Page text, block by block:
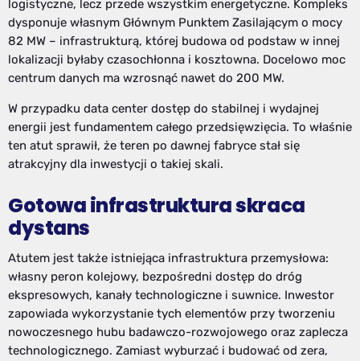
logistyczne, lecz przede wszystkim energetyczne. Kompleks
dysponuje własnym Głównym Punktem Zasilającym o mocy
82 MW – infrastrukturą, której budowa od podstaw w innej
lokalizacji byłaby czasochłonna i kosztowna. Docelowo moc
centrum danych ma wzrosnąć nawet do 200 MW.
W przypadku data center dostęp do stabilnej i wydajnej
energii jest fundamentem całego przedsięwzięcia. To właśnie
ten atut sprawił, że teren po dawnej fabryce stał się
atrakcyjny dla inwestycji o takiej skali.
Gotowa infrastruktura skraca
dystans
Atutem jest także istniejąca infrastruktura przemysłowa:
własny peron kolejowy, bezpośredni dostęp do dróg
ekspresowych, kanały technologiczne i suwnice. Inwestor
zapowiada wykorzystanie tych elementów przy tworzeniu
nowoczesnego hubu badawczo-rozwojowego oraz zaplecza
technologicznego. Zamiast wyburzać i budować od zera,